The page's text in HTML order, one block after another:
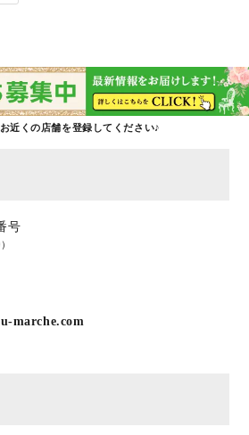
近くの店舗を登録してください♪
号
marche.com